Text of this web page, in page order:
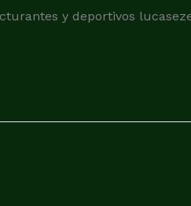
y deportivos